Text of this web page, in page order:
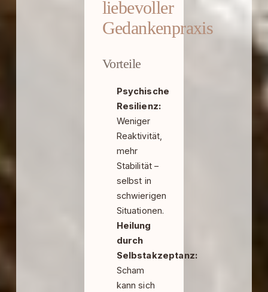
liebevoller
Gedankenpraxis
Vorteile
Psychische
Resilienz:
Weniger
Reaktivität,
mehr
Stabilität –
selbst in
schwierigen
Situationen.
Heilung
durch
Selbstakzeptanz:
Scham
kann sich